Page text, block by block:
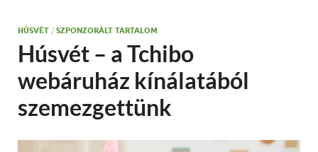
HÚSVÉT / SZPONZORÁLT TARTALOM
Húsvét – a Tchibo
webáruház kínálatából
szemezgettünk